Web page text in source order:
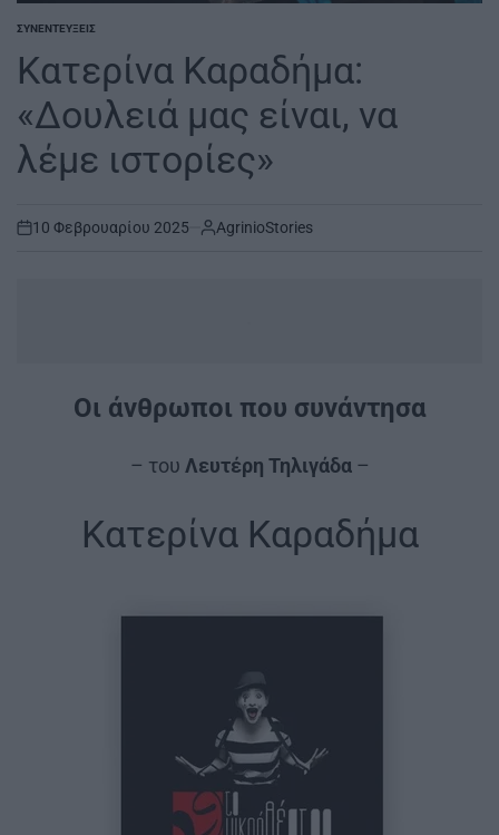
POSTED
ΣΥΝΕΝΤΕΎΞΕΙΣ
Κατερίνα Καραδήμα:
«Δουλειά μας είναι, να
λέμε ιστορίες»
on
10 Φεβρουαρίου 2025 AgrinioStories
Οι άνθρωποι που συνάντησα
– του Λευτέρη Τηλιγάδα–
Κατερίνα Καραδήμα